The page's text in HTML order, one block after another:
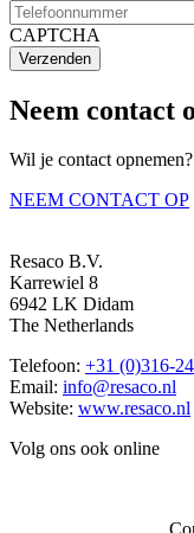
CAPTCHA
Verzenden
Neem contact
Wil je contact
NEEM CONTACT OP
Resaco B.V.
Karrewiel 8
6942 LK Didam
The Netherlands
Telefoon: +31 (0)316-
Email: info@resaco.nl
Website: www.resaco.nl
Volg ons ook online